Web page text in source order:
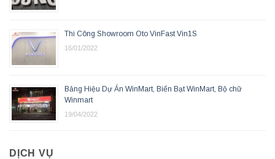
Thi Công Showroom Oto VinFast Vin1S
16/01/2022
Bảng Hiệu Dự Án WinMart, Biển Bạt WinMart, Bộ chữ
Winmart
19/04/2022
DỊCH VỤ